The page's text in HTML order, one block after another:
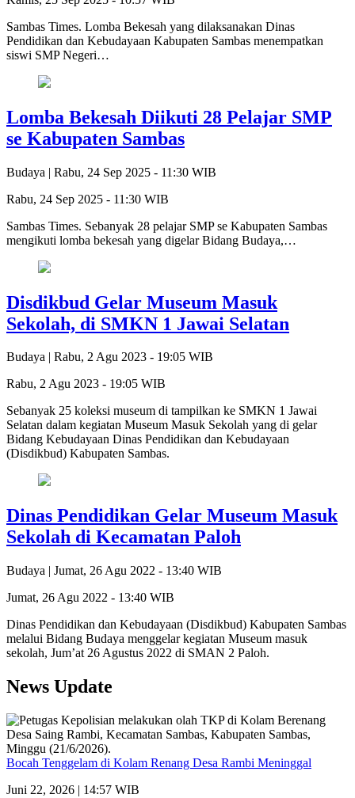
Sambas Times. Lomba Bekesah yang dilaksanakan Dinas
Pendidikan dan Kebudayaan Kabupaten Sambas menempatkan
siswi SMP Negeri…
Lomba Bekesah Diikuti 28 Pelajar SMP
se Kabupaten Sambas
Budaya | Rabu, 24 Sep 2025 - 11:30 WIB
Rabu, 24 Sep 2025 - 11:30 WIB
Sambas Times. Sebanyak 28 pelajar SMP se Kabupaten Sambas
mengikuti lomba bekesah yang digelar Bidang Budaya,…
Disdikbud Gelar Museum Masuk
Sekolah, di SMKN 1 Jawai Selatan
Budaya | Rabu, 2 Agu 2023 - 19:05 WIB
Rabu, 2 Agu 2023 - 19:05 WIB
Sebanyak 25 koleksi museum di tampilkan ke SMKN 1 Jawai
Selatan dalam kegiatan Museum Masuk Sekolah yang di gelar
Bidang Kebudayaan Dinas Pendidikan dan Kebudayaan
(Disdikbud) Kabupaten Sambas.
Dinas Pendidikan Gelar Museum Masuk
Sekolah di Kecamatan Paloh
Budaya | Jumat, 26 Agu 2022 - 13:40 WIB
Jumat, 26 Agu 2022 - 13:40 WIB
Dinas Pendidikan dan Kebudayaan (Disdikbud) Kabupaten Sambas
melalui Bidang Budaya menggelar kegiatan Museum masuk
sekolah, Jum’at 26 Agustus 2022 di SMAN 2 Paloh.
News Update
Bocah Tenggelam di Kolam Renang Desa Rambi Meninggal
Juni 22, 2026 | 14:57 WIB